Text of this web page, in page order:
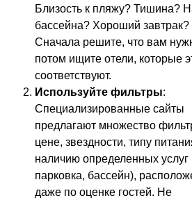
Близость к пляжу? Тишина?
бассейна? Хороший завтрак?
Сначала решите, что вам
потом ищите отели, которые
соответствуют.
Используйте фильтры:
Специализированные сайты
предлагают множество
цене, звездности, типу
наличию определенных услуг
парковка, бассейн),
даже по оценке гостей. Не